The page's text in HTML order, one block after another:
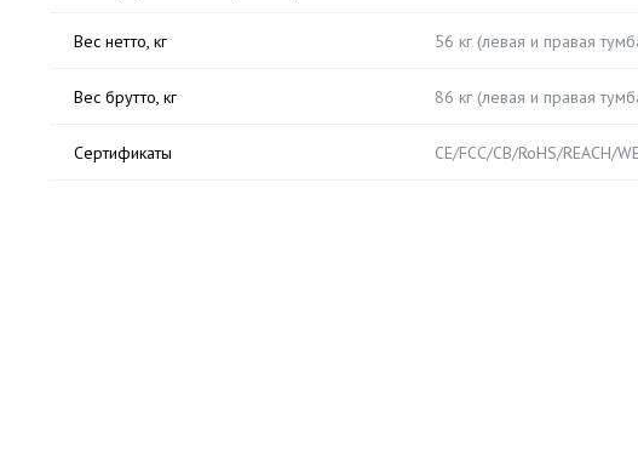
Вес нетто, кг 56 кг (левая и правая
Вес брутто, кг 86 кг (левая и правая
Сертификаты CE/FCC/CB/RoHS/REACH/